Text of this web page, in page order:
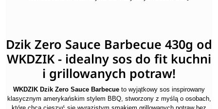
Dzik Zero Sauce Barbecue 430g od
WKDZIK - idealny sos do fit kuchni
i grillowanych potraw!
WKDZIK Dzik Zero Sauce Barbecue to wyjątkowy sos inspirowany
klasycznym amerykańskim stylem BBQ, stworzony z myślą o osobach,